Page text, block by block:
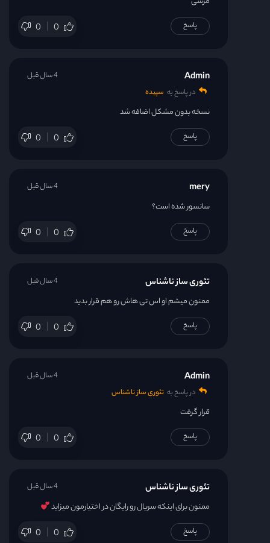
0 0 پاسخ
Admin
در پاسخ به سپیده
نسخه بدون مشکل اضافه شد
0 0
4 سال قبل
پاسخ
mery
سانسور شده است؟
0 0
4 سال قبل
پاسخ
تئوری ساز ناشناس
ممنون میشم او اس تی هاش رو هم قرار بدید
0 0
4 سال قبل
پاسخ
Admin
در پاسخ به تئوری ساز ناشناس
قرار گرفت
0 0
4 سال قبل
پاسخ
تئوری ساز ناشناس
ممنون برای اینکه سریال رو رایگان در اختیارمون میزاید
0 0
4 سال قبل
پاسخ